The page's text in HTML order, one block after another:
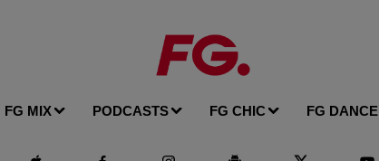
FG MIX PODCASTS FG CHIC FG DANCE